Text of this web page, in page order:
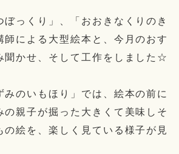
ぼっくり」、「おおきなくりのき
師による大型絵本と、今月のおす
聞かせ、そして工作をしました☆
みのいもほり」では、絵本の前に
の親子が掘った大きくて美味しそ
の絵を、楽しく見ている様子が見